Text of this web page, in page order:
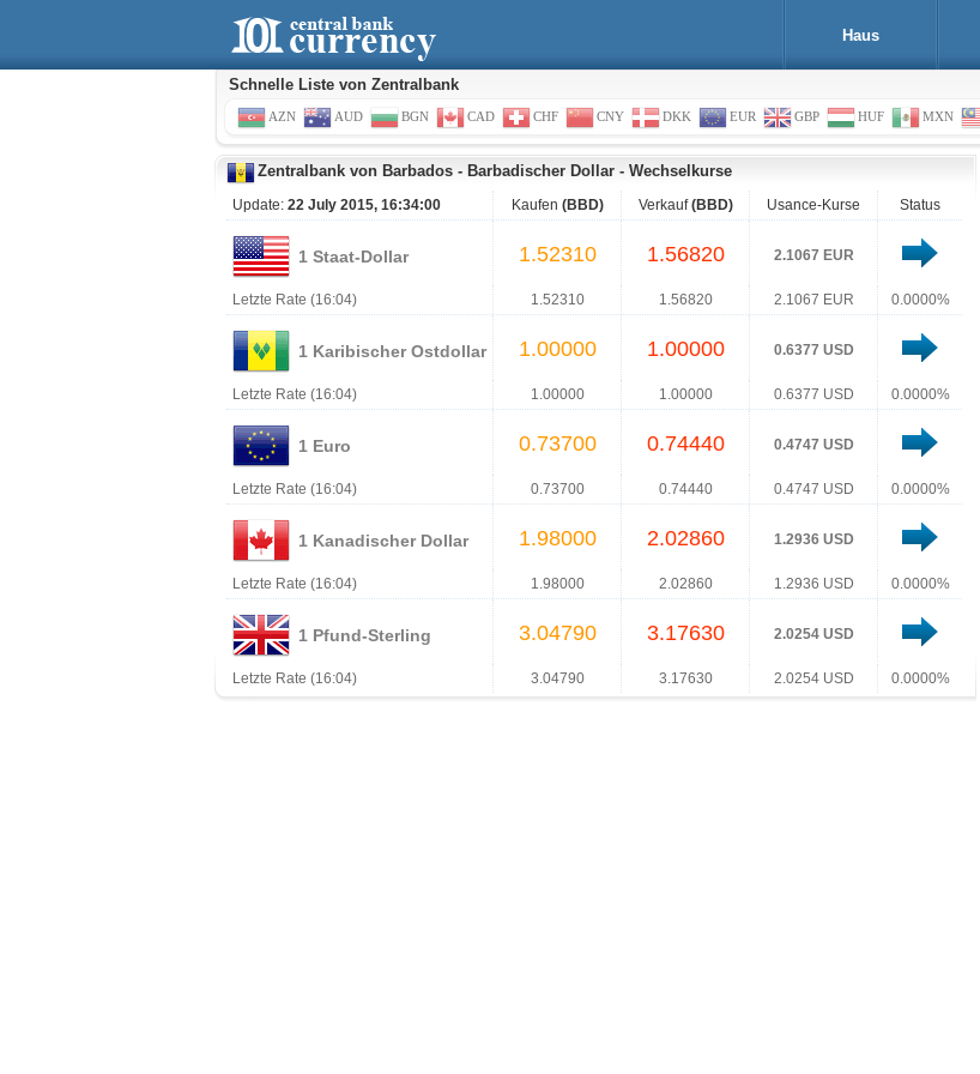
Haus
Schnelle Liste von Zentralbank
AZN AUD BGN CAD CHF CNY DKK EUR GBP HUF MXN
Zentralbank von Barbados - Barbadischer Dollar - Wechselkurse
Update: 22 July 2015, 16:34:00 Kaufen (BBD) Verkauf(BBD) Usance-Kurse Status
1 Staat-Dollar 1.52310 1.56820 2.1067 EUR
Letzte Rate (16:04) 1.52310 1.56820 2.1067 EUR 0.0000%
1 Karibischer Ostdollar 1.00000 1.00000 0.6377 USD
Letzte Rate (16:04) 1.00000 1.00000 0.6377 USD 0.0000%
1 Euro 0.73700 0.74440 0.4747 USD
Letzte Rate (16:04) 0.73700 0.74440 0.4747 USD 0.0000%
1 Kanadischer Dollar 1.98000 2.02860 1.2936 USD
Letzte Rate (16:04) 1.98000 2.02860 1.2936 USD 0.0000%
1 Pfund-Sterling 3.04790 3.17630 2.0254 USD
Letzte Rate (16:04) 3.04790 3.17630 2.0254 USD 0.0000%